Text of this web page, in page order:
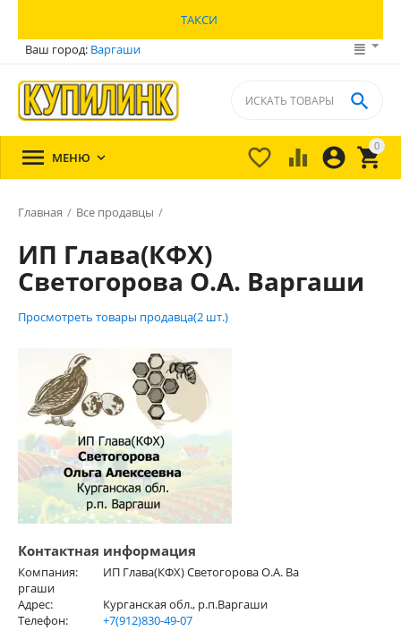
ТАКСИ
Ваш город: Варгаши
0


 

 МЕНЮ 
Главная / Все продавцы /
ИП Глава(КФХ)
Светогорова О.А. Варгаши
Просмотреть товары продавца(2 шт.)
Контактная информация
Компания:
ИП Глава(КФХ) Светогорова О.А. Ва
ргаши
Адрес:
Курганская обл., р.п.Варгаши
Телефон:
+7(912)830-49-07